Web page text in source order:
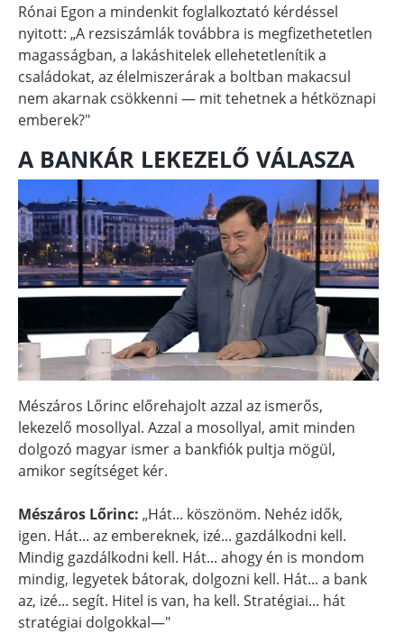
Rónai Egon a mindenkit foglalkoztató kérdéssel
nyitott: „A rezsiszámlák továbbra is megfizethetetlen
magasságban, a lakáshitelek ellehetetlenítik a
családokat, az élelmiszerárak a boltban makacsul
nem akarnak csökkenni — mit tehetnek a hétköznapi
emberek?"
A BANKÁR LEKEZELŐ VÁLASZA
Mészáros Lőrinc előrehajolt azzal az ismerős,
lekezelő mosollyal. Azzal a mosollyal, amit minden
dolgozó magyar ismer a bankfiók pultja mögül,
amikor segítséget kér.
Mészáros Lőrinc: „Hát... köszönöm. Nehéz idők,
igen. Hát... az embereknek, izé... gazdálkodni kell.
Mindig gazdálkodni kell. Hát... ahogy én is mondom
mindig, legyetek bátorak, dolgozni kell. Hát... a bank
az, izé... segít. Hitel is van, ha kell. Stratégiai... hát
stratégiai dolgokkal—"